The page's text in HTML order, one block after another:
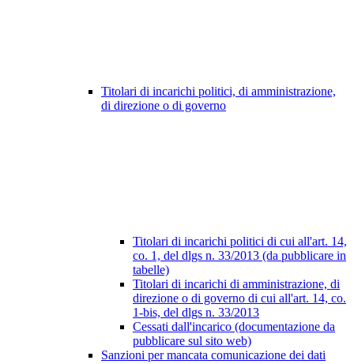
Titolari di incarichi politici, di amministrazione,
di direzione o di governo
Titolari di incarichi politici di cui all'art. 14,
co. 1, del dlgs n. 33/2013 (da pubblicare in
tabelle)
Titolari di incarichi di amministrazione, di
direzione o di governo di cui all'art. 14, co.
1-bis, del dlgs n. 33/2013
Cessati dall'incarico (documentazione da
pubblicare sul sito web)
Sanzioni per mancata comunicazione dei dati